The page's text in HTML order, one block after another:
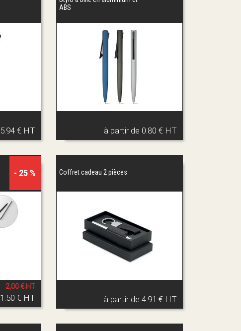
5.94 € HT
ABS
à partir de 0.80 € HT
- 25 %
2,00 € HT
1.50 € HT
Coffret cadeau 2 pièces
à partir de 4.91 € HT